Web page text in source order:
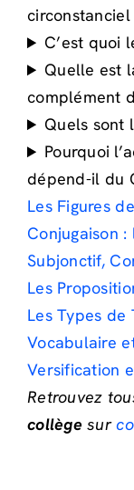
circonstanciel
C’est quoi
Quelle est
complément
Quels sont
Pourquoi
dépend-il du
Les Figures
Conjugaison
Subjonctif,
Les
Les Types de
Vocabulaire
Versification
Retrouvez
collège sur